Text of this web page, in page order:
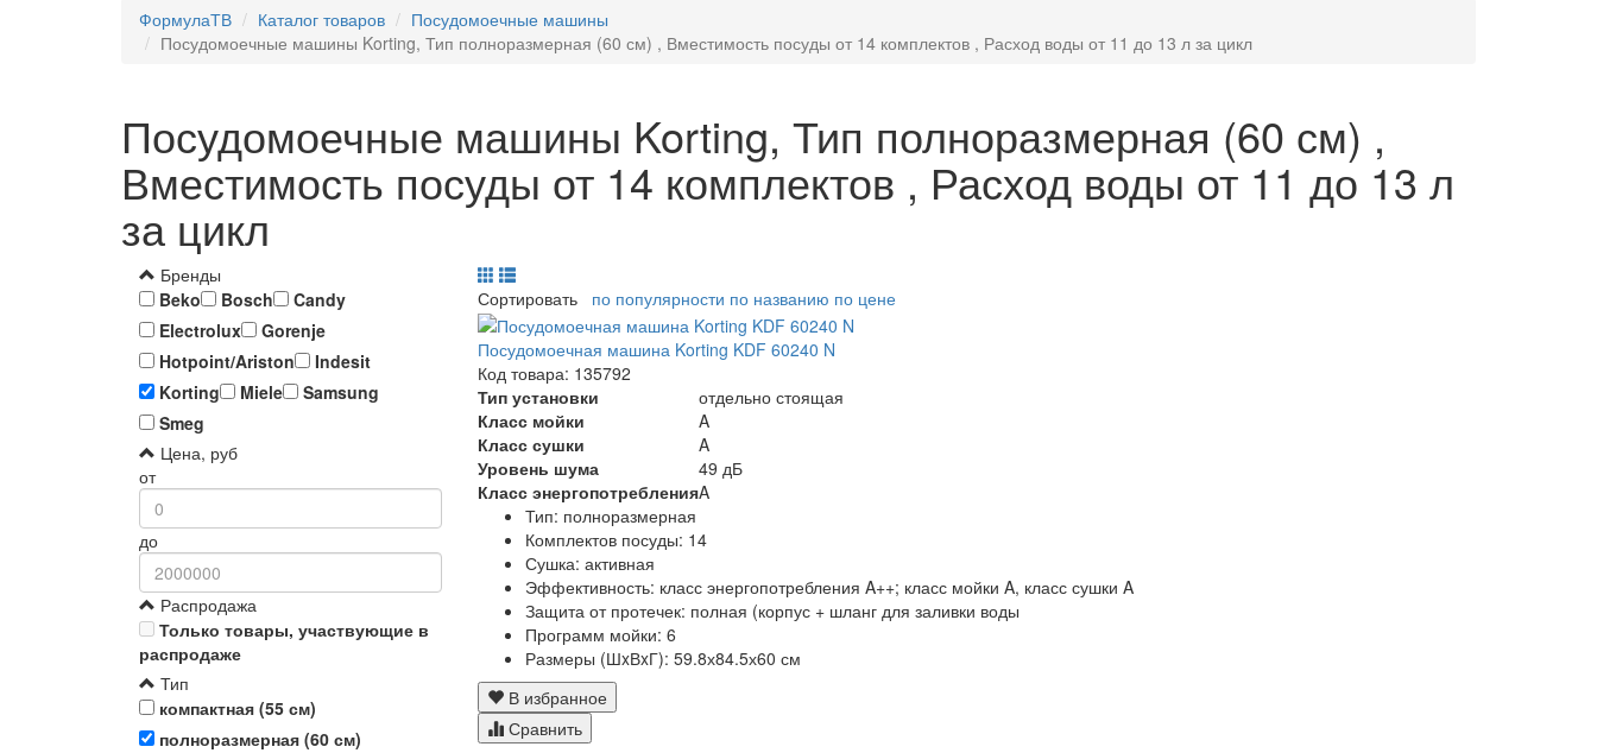
ФормулаТВ Каталог товаров
Посудомоечные машины
Посудомоечные машины Korting, Тип полноразмерная (60 см) , Вместимость посуды от 14 комплектов , Расход воды от 11 до 13 л за цикл
Посудомоечные машины Korting, Тип полноразмерная (60 см) ,
Вместимость посуды от 14 комплектов , Расход воды от 11 до 13 л
за цикл
Бренды
Beko
Bosch
Candy
Electrolux
Gorenje
Hotpoint/Ariston
Indesit
Korting
Miele
Samsung
Smeg
Цена, руб
от
до
Распродажа
Только товары, участвующие в
распродаже
Тип
компактная (55 см)
полноразмерная (60 см)
Сортировать по популярности по названию по цене
Посудомоечная машина Korting KDF 60240 N
Код товара: 135792
Тип установки
отдельно стоящая
Класс мойки
A
Класс сушки
A
Уровень шума
49 дБ
Класс энергопотребленияA
Тип: полноразмерная
Комплектов посуды: 14
Сушка: активная
Эффективность: класс энергопотребления A++; класс мойки A, класс сушки A
Защита от протечек: полная (корпус + шланг для заливки воды
Программ мойки: 6
Размеры (ШxВxГ): 59.8х84.5х60 см
В избранное
Сравнить